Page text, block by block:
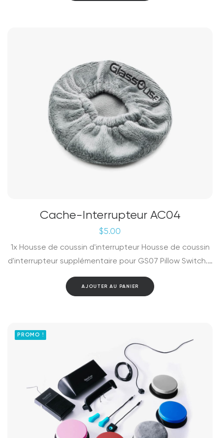
Cache-Interrupteur AC04
$5.00
1x Housse de coussin d'interrupteur Housse de coussin
d'interrupteur supplémentaire pour GS07 Pillow Switch.…
AJOUTER AU PANIER
PROMO !